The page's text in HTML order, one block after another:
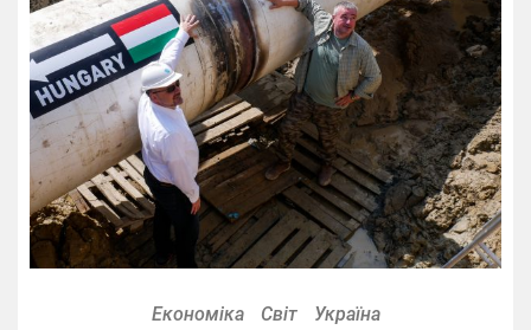
Економіка Світ Україна